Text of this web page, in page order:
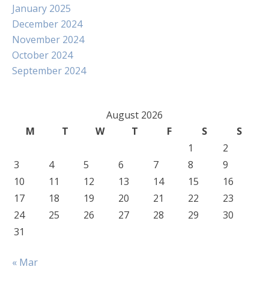
January 2025
December 2024
November 2024
October 2024
September 2024
August 2026
M
T W T F S
S
1
2
3
4 5 6 7 8
9
10
11 12 13 14 15
16
17
18 19 20 21 22
23
24
25 26 27 28 29
30
31
« Mar